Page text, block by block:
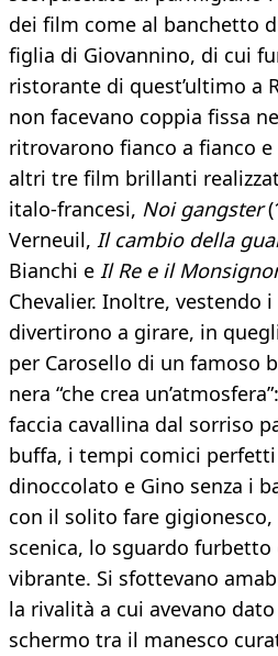
dei film come al banchetto
figlia di Giovannino, di cui
ristorante di quest’ultimo a
non facevano coppia fissa
ritrovarono fianco a fianco
altri tre film brillanti
italo-francesi, Noi gangster
Verneuil, Il cambio della
Bianchi e Il Re e il
Chevalier. Inoltre, vestendo
divertirono a girare, in
per Carosello di un famoso
nera “che crea
faccia cavallina dal sorriso
buffa, i tempi comici perfetti
dinoccolato e Gino senza i
con il solito fare gigionesco,
scenica, lo sguardo furbetto
vibrante. Si sfottevano
la rivalità a cui avevano
schermo tra il manesco